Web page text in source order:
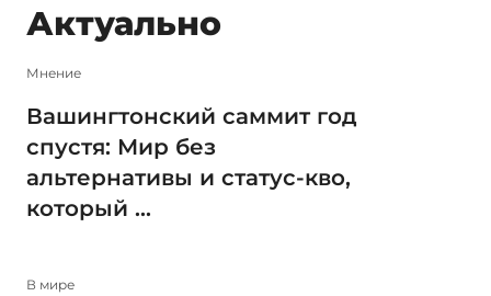
Актуально
Мнение
Вашингтонский саммит год
спустя: Мир без
альтернативы и статус-кво,
который ...
В мире